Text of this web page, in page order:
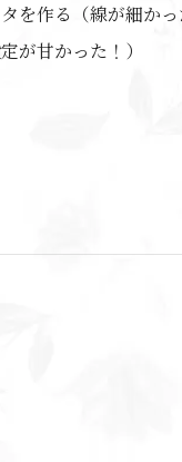
を作る（線が細かっ
が甘かった！）